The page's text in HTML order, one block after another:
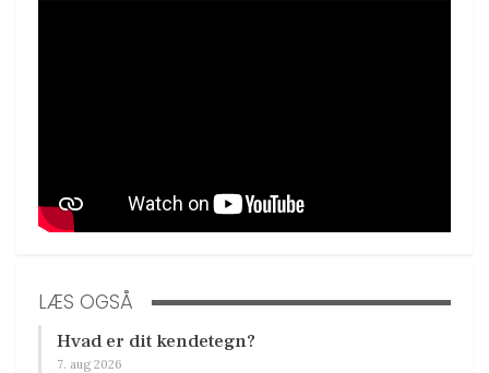
LÆS OGSÅ
Hvad er dit kendetegn?
7. aug 2026